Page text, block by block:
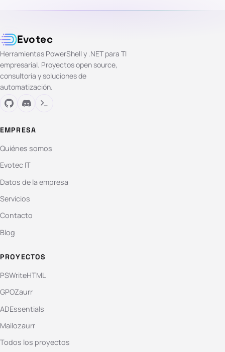
Evotec
Herramientas PowerShell y .NET para TI
empresarial. Proyectos open source,
consultoría y soluciones de
automatización.
EMPRESA
Quiénes somos
Evotec IT
Datos de la empresa
Servicios
Contacto
Blog
PROYECTOS
PSWriteHTML
GPOZaurr
ADEssentials
Mailozaurr
Todos los proyectos